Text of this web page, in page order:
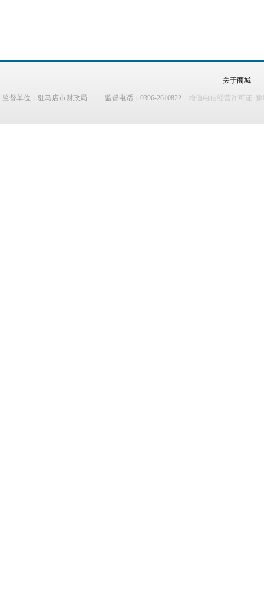
关于商城
监督单位：驻马店市财政局 监督电话：0396-2610822 增值电信经营许可证 豫